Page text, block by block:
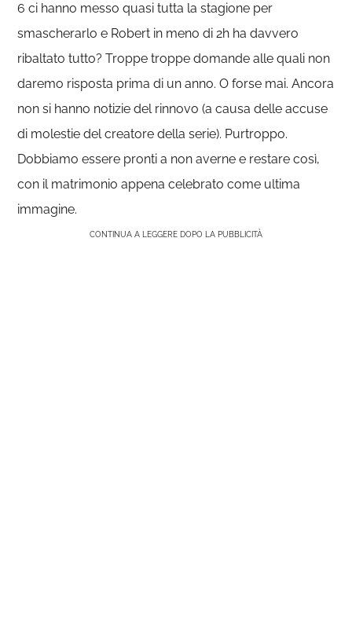
6 ci hanno messo quasi tutta la stagione per
smascherarlo e Robert in meno di 2h ha davvero
ribaltato tutto? Troppe troppe domande alle quali non
daremo risposta prima di un anno. O forse mai. Ancora
non si hanno notizie del rinnovo (a causa delle accuse
di molestie del creatore della serie). Purtroppo.
Dobbiamo essere pronti a non averne e restare così,
con il matrimonio appena celebrato come ultima
immagine.
CONTINUA A LEGGERE DOPO LA PUBBLICITÀ